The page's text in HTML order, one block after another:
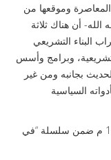
المعاصرة وموقعها من
أن هناك ثلاثة
البناء التشريعي
وبرامج وأسس
بجانبه ومن غير
السياسية
الكتاب صادر عن دار الشروق في مصر عام 1996 م ضمن سلسلة “في